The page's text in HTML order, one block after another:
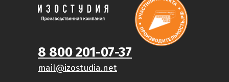
8 800 201-07-37
mail@izostudia.net